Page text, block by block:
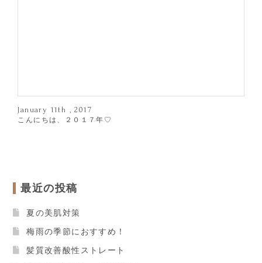
January 11th , 2017
こんにちは、２０１７年♡
最近の投稿
夏の美肌対策
梅雨の季節におすすめ！
髪質改善酸性ストレート